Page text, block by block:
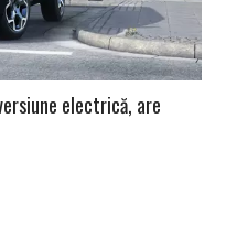
electrică, are